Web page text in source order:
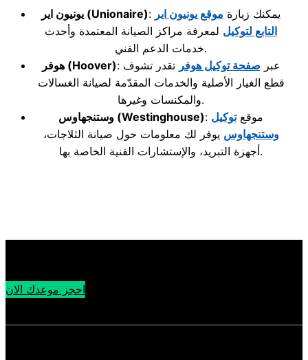
يونيون اير (Unionaire) : يمكنك زيارة موقع يونيون اير
التابع لتوكيل لمعرفة مراكز الصيانة المعتمدة وأحدث
خدمات الدعم الفني.
هوفر(Hoover) : عبر صفحة توكيل هوفر تقدر تشوف
قطع الغيار الأصلية والخدمات المقدّمة لصيانة الغسالات
والمكنسات وغيرها.
وستنجهاوس (Westinghouse) : موقعتوكيل
وستنجهاوس يوفر لك معلومات حول صيانة الثلاجات،
أجهزة التبريد، والإستشارات الفنية الخاصة بها.
احجز موعدك الان